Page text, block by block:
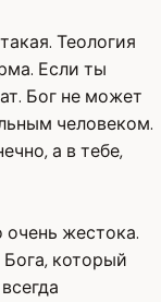
Теология
Если ты
Бог не может
человеком.
а в тебе,
очень жестока.
который